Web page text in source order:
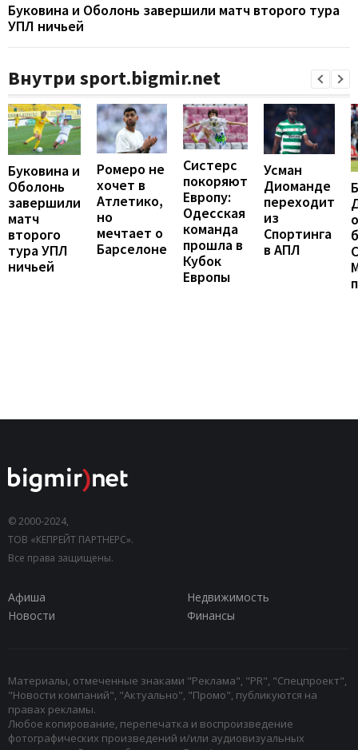
Буковина и Оболонь завершили матч второго тура
УПЛ ничьей
Внутри sport.bigmir.net
Буковина и
Оболонь
завершили
матч
второго
тура УПЛ
ничьей
Ромеро не
хочет в
Атлетико,
но
мечтает о
Барселоне
Систерс
покоряют
Европу:
Одесская
команда
прошла в
Кубок
Европы
Усман
Диоманде
переходит
из
Спортинга
в АПЛ
© 2000-2024,
ТОВ «КЕПРЕЙТ ПАРТНЕРС».
Все права защищены.
Афиша
Недвижимость
Новости
Финансы
Материалы, отмеченные знаками "Реклама", "PR", "Спецпроект",
"Новости компаний", "Актуально", "Промо", публикуются на
правах рекламы.
Любое копирование, перепечатка и воспроизведение
фотографических произведений и/или аудиовизуальных